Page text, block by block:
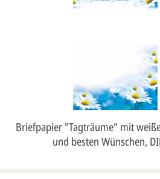
Briefpapier "Tagträume" mit
und besten Wünschen,